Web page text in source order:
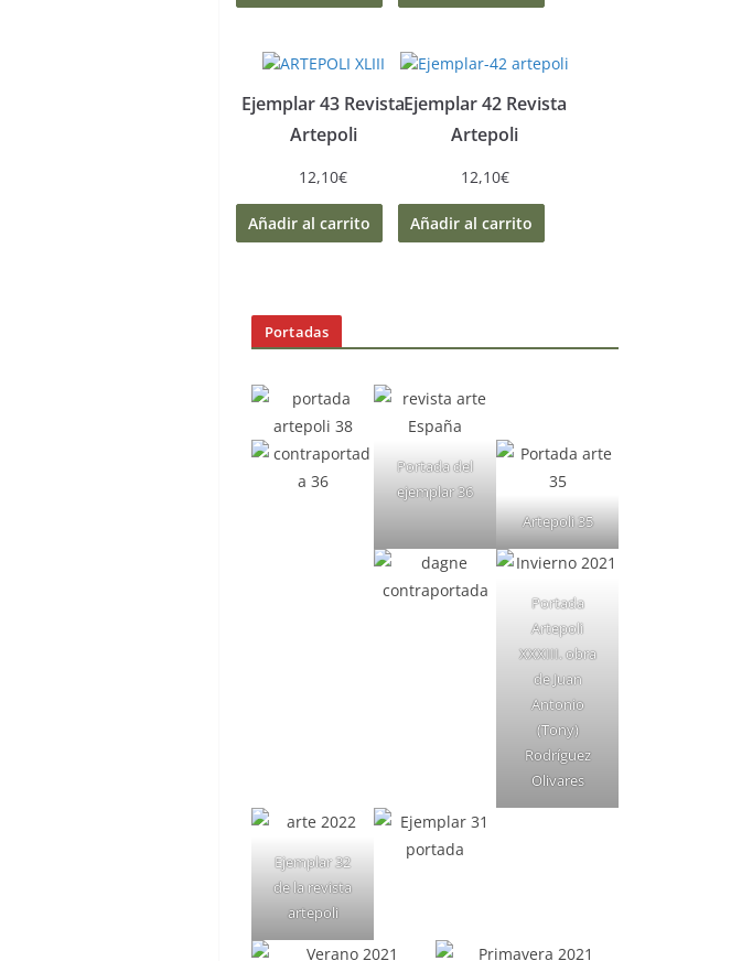
Ejemplar 43 Revista
Artepoli
12,10€
Añadir al carrito
Ejemplar 42 Revista
Artepoli
12,10€
Añadir al carrito
Portadas
Portada del
ejemplar 36
Artepoli 35
Portada
Artepoli
XXXIII. obra
de Juan
Antonio
(Tony)
Rodríguez
Olivares
Ejemplar 32
de la revista
artepoli